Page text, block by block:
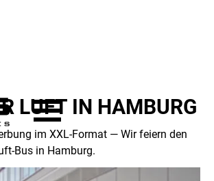
LUFT IN HAMBURG
im XXL-Format — Wir feiern den
Bus in Hamburg.